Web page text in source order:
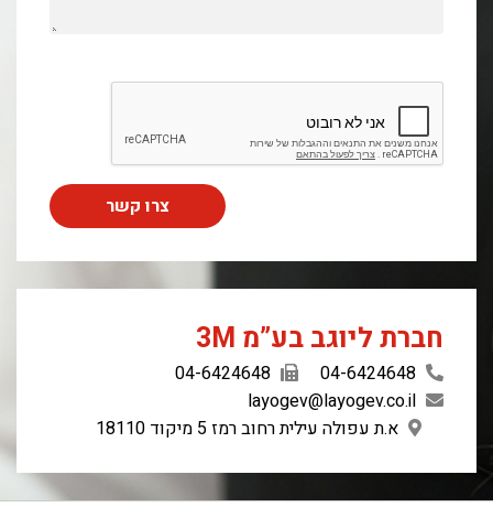
צרו קשר
חברת ליוגב בע”מ 3M
layogev@layogev.co.il
א.ת עפולה עילית רחוב רמז 5 מיקוד 18110